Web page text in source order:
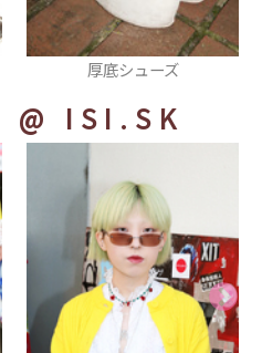
レッグウォーマー
@ ISI.SK